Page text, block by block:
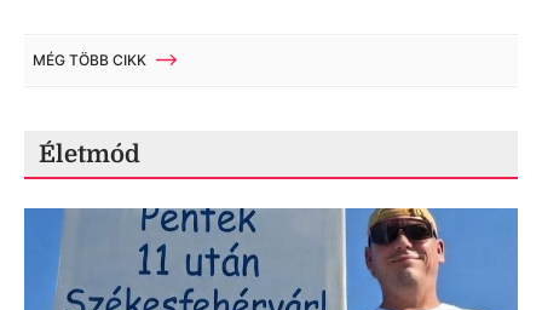
MÉG TÖBB CIKK
Életmód